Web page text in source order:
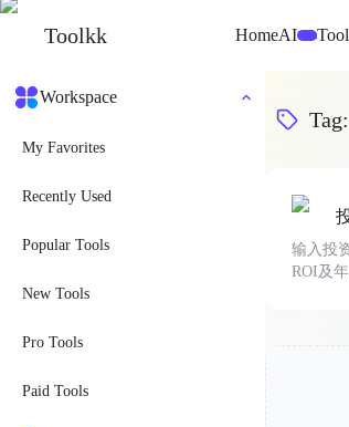
Toolkk HomeAIBeta
Workspace
My Favorites
Recently Used
Popular Tools
New Tools
Pro Tools
Paid Tools
Tag:
输入投
ROI及